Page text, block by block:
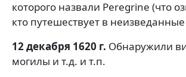
которого назвали Peregrine (что
кто путешествует в
12 декабря 1620 г. Обнаружили
могилы и т.д. и т.п.